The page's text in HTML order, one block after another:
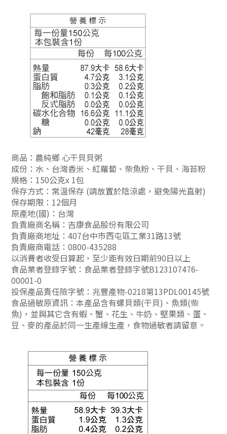
商品：農純鄉 心干貝貝粥
成份：水、台灣香米、紅蘿蔔、柴魚粉、干貝、海苔粉
規格：150公克x 1包
保存方式：常溫保存 (請放置於陰涼處，避免陽光直射)
保存期限：12個月
原產地(國)：台灣
負責廠商名稱：吉康食品股份有限公司
負責廠商地址：407台中市西屯區工業31路13號
負責廠商電話：0800-435288
以消費者收受日算起，至少距有效日期前90日以上
食品業者登錄字號：食品業者登錄字號B123107476-
00001-0
投保產品責任險字號：兆豐產物-0218第13PDL00145號
食品過敏原資訊：本產品含有螺貝類(干貝)、魚類(柴
魚)，並與其它含有蝦、蟹、花生、牛奶、堅果類、蛋、
豆、麥的產品於同一生產線生產，食物過敏者請留意。